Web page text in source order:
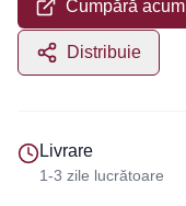
Cumpără acum
Distribuie
Livrare
1-3 zile lucrătoare